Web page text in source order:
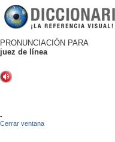
PRONUNCIACIÓN PARA
juez de línea
-
Cerrar ventana